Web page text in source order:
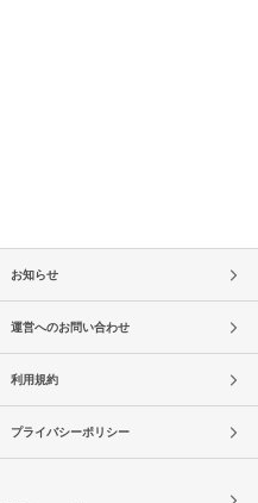
お知らせ
運営へのお問い合わせ
利用規約
プライバシーポリシー